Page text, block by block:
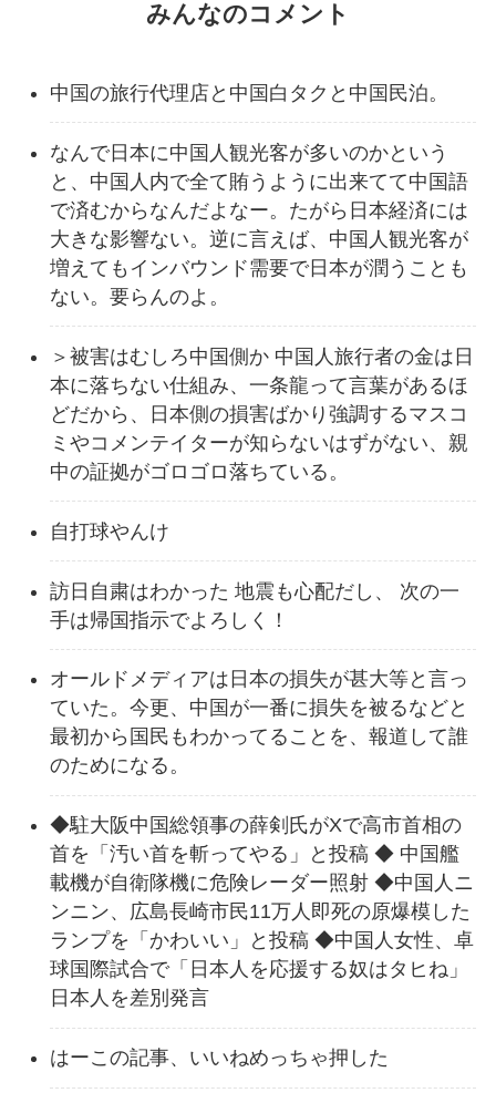
みんなのコメント
中国の旅行代理店と中国白タクと中国民泊。
なんで日本に中国人観光客が多いのかという
と、中国人内で全て賄うように出来てて中国語
で済むからなんだよなー。たがら日本経済には
大きな影響ない。逆に言えば、中国人観光客が
増えてもインバウンド需要で日本が潤うことも
ない。要らんのよ。
＞被害はむしろ中国側か 中国人旅行者の金は日
本に落ちない仕組み、一条龍って言葉があるほ
どだから、日本側の損害ばかり強調するマスコ
ミやコメンテイターが知らないはずがない、親
中の証拠がゴロゴロ落ちている。
自打球やんけ
訪日自粛はわかった 地震も心配だし、 次の一
手は帰国指示でよろしく！
オールドメディアは日本の損失が甚大等と言っ
ていた。今更、中国が一番に損失を被るなどと
最初から国民もわかってることを、報道して誰
のためになる。
◆駐大阪中国総領事の薛剣氏がXで高市首相の
首を「汚い首を斬ってやる」と投稿 ◆ 中国艦
載機が自衛隊機に危険レーダー照射 ◆中国人ニ
ンニン、広島長崎市民11万人即死の原爆模した
ランプを「かわいい」と投稿 ◆中国人女性、卓
球国際試合で「日本人を応援する奴はタヒね」
日本人を差別発言
はーこの記事、いいねめっちゃ押した